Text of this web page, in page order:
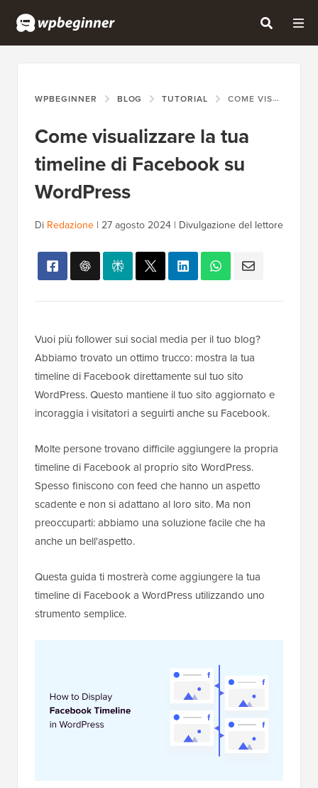
WPBEGINNER BLOG TUTORIAL COME VISUALIZZARE LA TUA TIMELINE DI FACEBOOK SU WORDPRESS
Come visualizzare la tua
timeline di Facebook su
WordPress
Di Redazione | 27 agosto 2024 | Divulgazione del lettore
Vuoi più follower sui social media per il tuo blog?
Abbiamo trovato un ottimo trucco: mostra la tua
timeline di Facebook direttamente sul tuo sito
WordPress. Questo mantiene il tuo sito aggiornato e
incoraggia i visitatori a seguirti anche su Facebook.
Molte persone trovano difficile aggiungere la propria
timeline di Facebook al proprio sito WordPress.
Spesso finiscono con feed che hanno un aspetto
scadente e non si adattano al loro sito. Ma non
preoccuparti: abbiamo una soluzione facile che ha
anche un bell'aspetto.
Questa guida ti mostrerà come aggiungere la tua
timeline di Facebook a WordPress utilizzando uno
strumento semplice.